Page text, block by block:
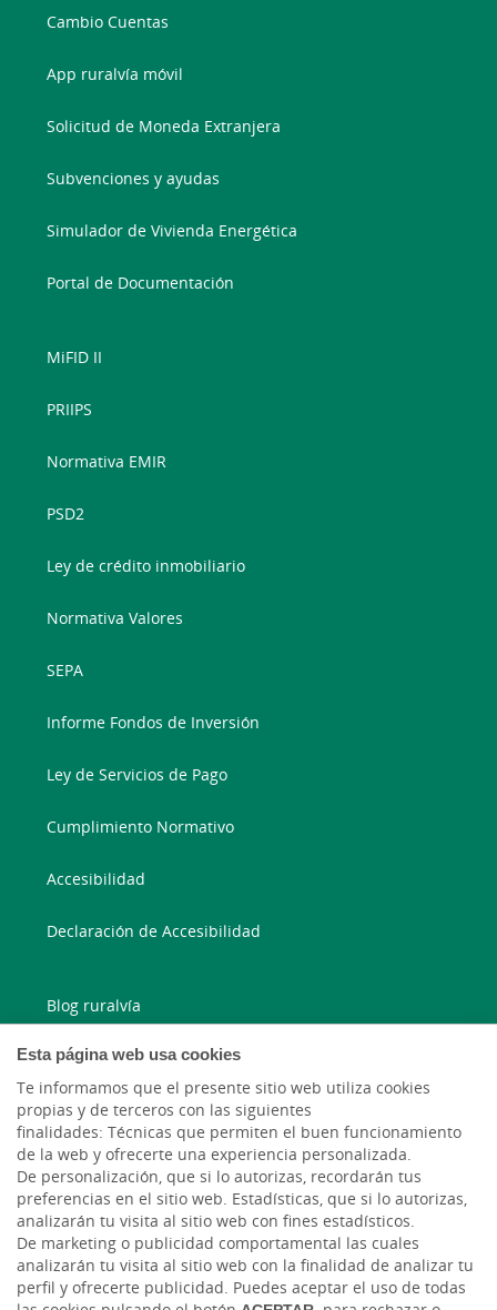
Esta página web usa cookies
Te informamos que el presente sitio web utiliza cookies
propias y de terceros con las siguientes
finalidades: Técnicas que permiten el buen funcionamiento
de la web y ofrecerte una experiencia personalizada.
De personalización, que si lo autorizas, recordarán tus
preferencias en el sitio web. Estadísticas, que si lo autorizas,
analizarán tu visita al sitio web con fines estadísticos.
De marketing o publicidad comportamental las cuales
analizarán tu visita al sitio web con la finalidad de analizar tu
perfil y ofrecerte publicidad. Puedes aceptar el uso de todas
Cambio Cuentas
App ruralvía móvil
Solicitud de Moneda Extranjera
Subvenciones y ayudas
Simulador de Vivienda Energética
Portal de Documentación
MiFID II
PRIIPS
Normativa EMIR
PSD2
Ley de crédito inmobiliario
Normativa Valores
SEPA
Informe Fondos de Inversión
Ley de Servicios de Pago
Cumplimiento Normativo
Accesibilidad
Declaración de Accesibilidad
Blog ruralvía
Blog Joven In
Facebook
Twitter